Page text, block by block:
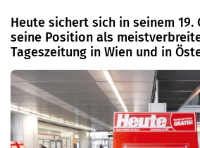
Heute sichert sich in seinem 19.
seine Position als
Tageszeitung in Wien und in